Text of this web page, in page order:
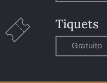
Tiquets
Gratuito